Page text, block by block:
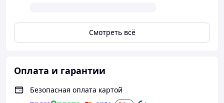
Смотреть всё
Оплата и гарантии
Безопасная оплата картой